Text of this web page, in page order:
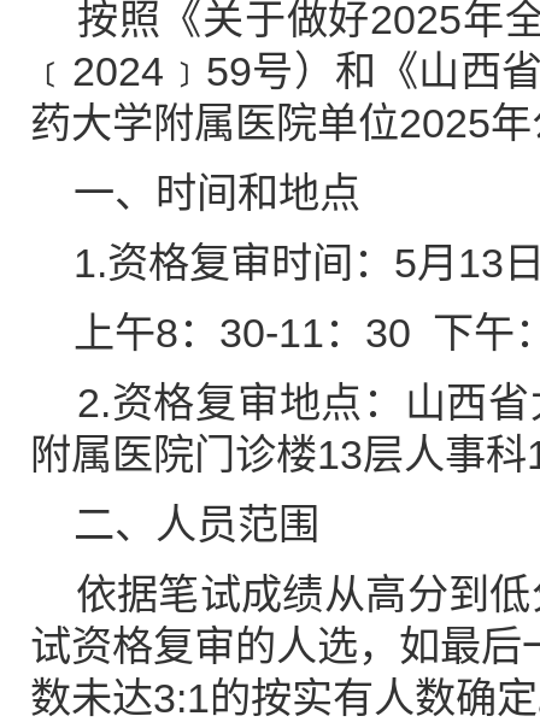
按照《关于做好2025年
﹝2024﹞59号）和《山西
药大学附属医院单位2025
一、时间和地点
1.资格复审时间：5月13
上午8：30-11：30 下午
2.资格复审地点：山西省
附属医院门诊楼13层人事科
二、人员范围
依据笔试成绩从高分到低
试资格复审的人选，如最
数未达3:1的按实有人数确